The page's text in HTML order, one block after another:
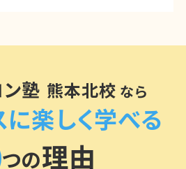
きます
裏面下部の開校時間の
」
10:50」
塾 熊本北校 なら
楽しく学べる
つの理由